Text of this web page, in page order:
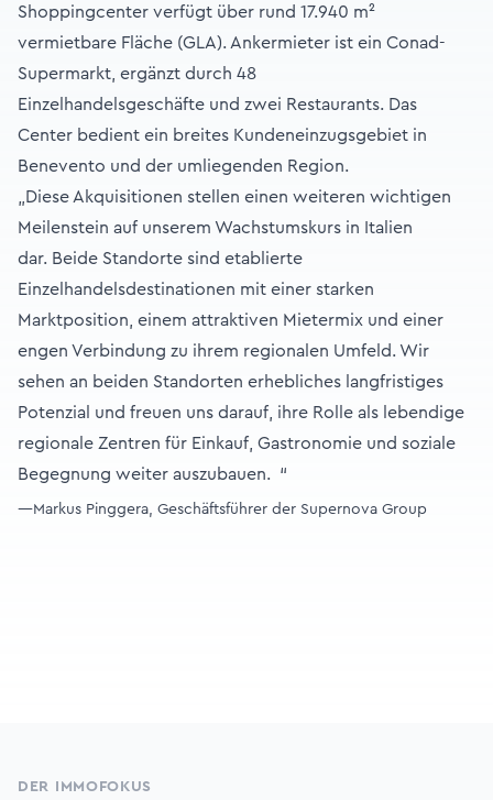
Shoppingcenter verfügt über rund 17.940 m²
vermietbare Fläche (GLA). Ankermieter ist ein Conad-
Supermarkt, ergänzt durch 48
Einzelhandelsgeschäfte und zwei Restaurants. Das
Center bedient ein breites Kundeneinzugsgebiet in
Benevento und der umliegenden Region.
„Diese Akquisitionen stellen einen weiteren wichtigen
Meilenstein auf unserem Wachstumskurs in Italien
dar. Beide Standorte sind etablierte
Einzelhandelsdestinationen mit einer starken
Marktposition, einem attraktiven Mietermix und einer
engen Verbindung zu ihrem regionalen Umfeld. Wir
sehen an beiden Standorten erhebliches langfristiges
Potenzial und freuen uns darauf, ihre Rolle als lebendige
regionale Zentren für Einkauf, Gastronomie und soziale
Begegnung weiter auszubauen. “
—Markus Pinggera, Geschäftsführer der Supernova Group
DER IMMOFOKUS